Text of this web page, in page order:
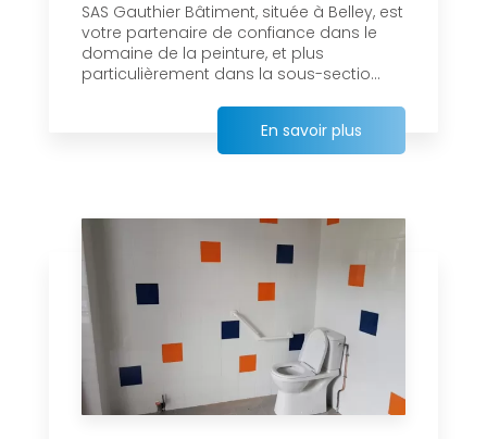
SAS Gauthier Bâtiment, située à Belley, est
votre partenaire de confiance dans le
domaine de la peinture, et plus
particulièrement dans la sous-sectio...
En savoir plus